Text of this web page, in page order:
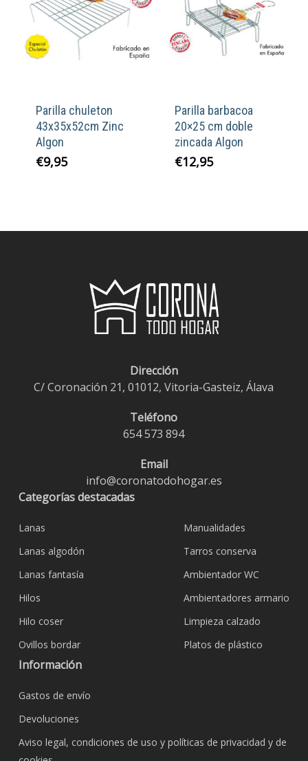
Parilla chuleton
43x35x52cm Zinc
Algon
€9,95
Parilla barbacoa
20×25 cm doble
zincada Algon
€12,95
Dirección
C/ Coronación 21, 01012, Vitoria-Gasteiz, Álava
Teléfono
654 573 894
Email
info@coronatodohogar.es
Categorías destacadas
Lanas
Lanas algodón
Lanas fantasía
Hilos
Hilo coser
Ovillos bordar
Manualidades
Tarros conserva
Ambientador WC
Ambientadores armario
Limpieza calzado
Platos de plástico
Información
Gastos de envío
Devoluciones
Aviso legal, condiciones de uso y políticas de privacidad y de